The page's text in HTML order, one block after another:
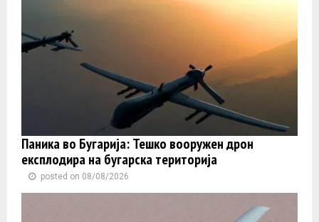
Паника во Бугарија: Тешко вооружен дрон
експлодира на бугарска територија
posted on 08/08/2026